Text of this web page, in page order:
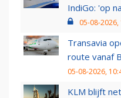
IndiGo: 'op
05-08-2026,
Transavia
route vanaf
05-08-2026,
KLM blijft